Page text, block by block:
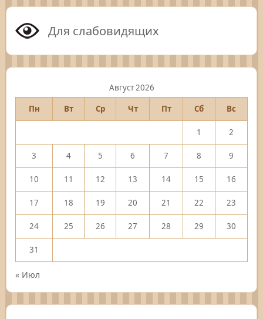
Для слабовидящих
Август 2026
Пн
Вт Ср Чт Пт Сб Вс
1 2
3 4 5 6 7 8 9
10 11 12 13 14 15 16
17 18 19 20 21 22 23
24 25 26 27 28 29 30
31
« Июл